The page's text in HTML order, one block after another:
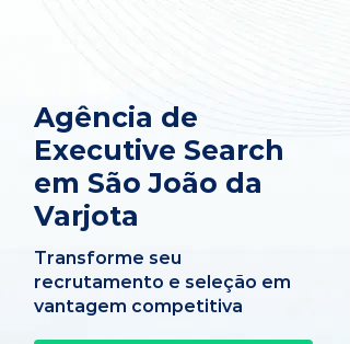
Agência de
Executive Search
em São João da
Varjota
Transforme seu
recrutamento e seleção em
vantagem competitiva